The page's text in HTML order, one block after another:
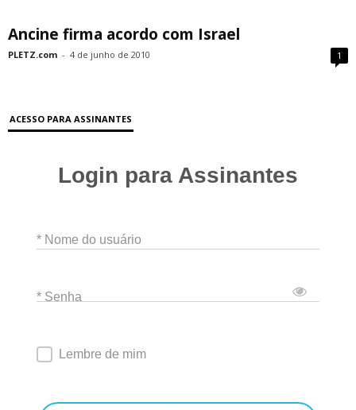
Ancine firma acordo com Israel
PLETZ.com - 4 de junho de 2010 1
ACESSO PARA ASSINANTES
Login para Assinantes
* Nome do usuário
* Senha
Lembre de mim